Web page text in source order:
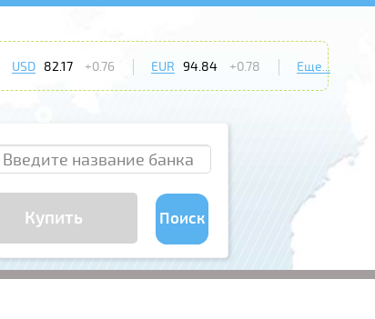
USD 82.17 +0.76 EUR 94.84 +0.78 Еще...
Купить Поиск